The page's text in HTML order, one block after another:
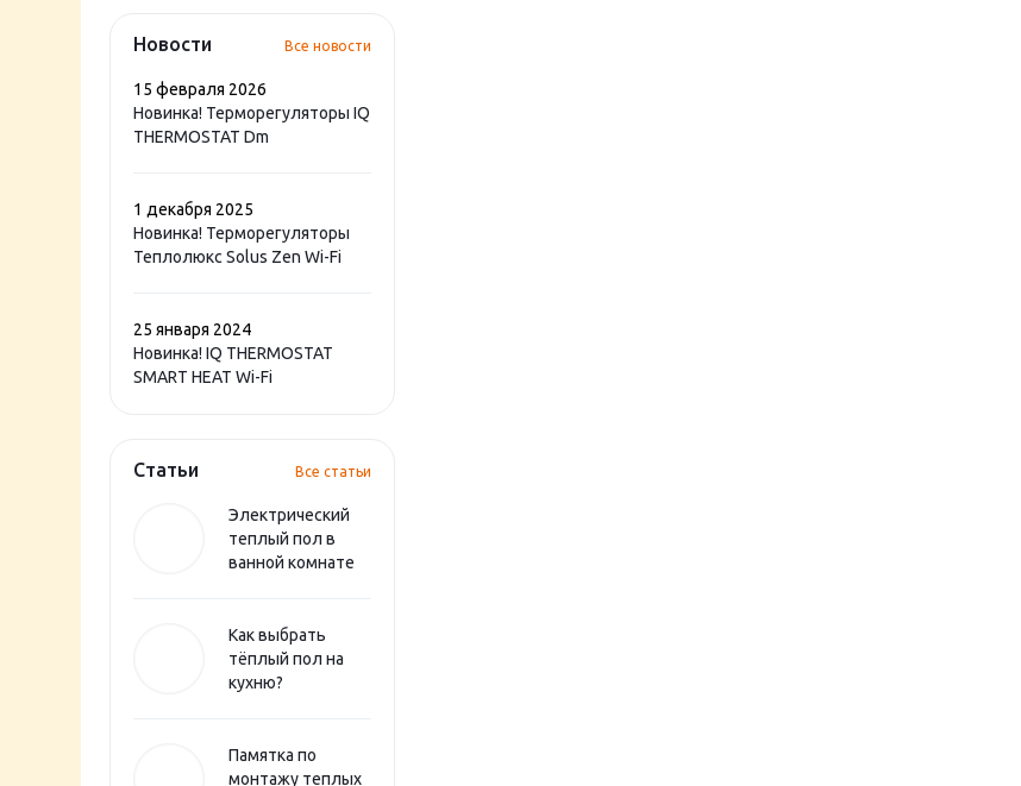
Новости Все новости
15 февраля 2026
Новинка! Терморегуляторы IQ
THERMOSTAT Dm
1 декабря 2025
Новинка! Терморегуляторы
Теплолюкс Solus Zen Wi-Fi
25 января 2024
Новинка! IQ THERMOSTAT
SMART HEAT Wi-Fi
Статьи Все статьи
Электрический
теплый пол в
ванной комнате
Как выбрать
тёплый пол на
кухню?
Памятка по
монтажу теплых